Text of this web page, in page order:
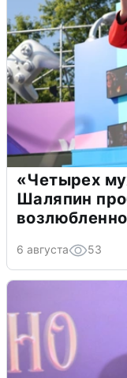
«Четырех
Шаляпин
6 августа 53